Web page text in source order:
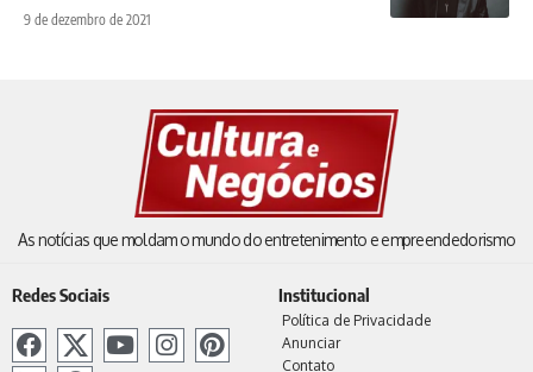
9 de dezembro de 2021
As notícias que moldam o mundo do entretenimento e empreendedorismo
Redes Sociais Institucional
Política de Privacidade
Anunciar
Contato